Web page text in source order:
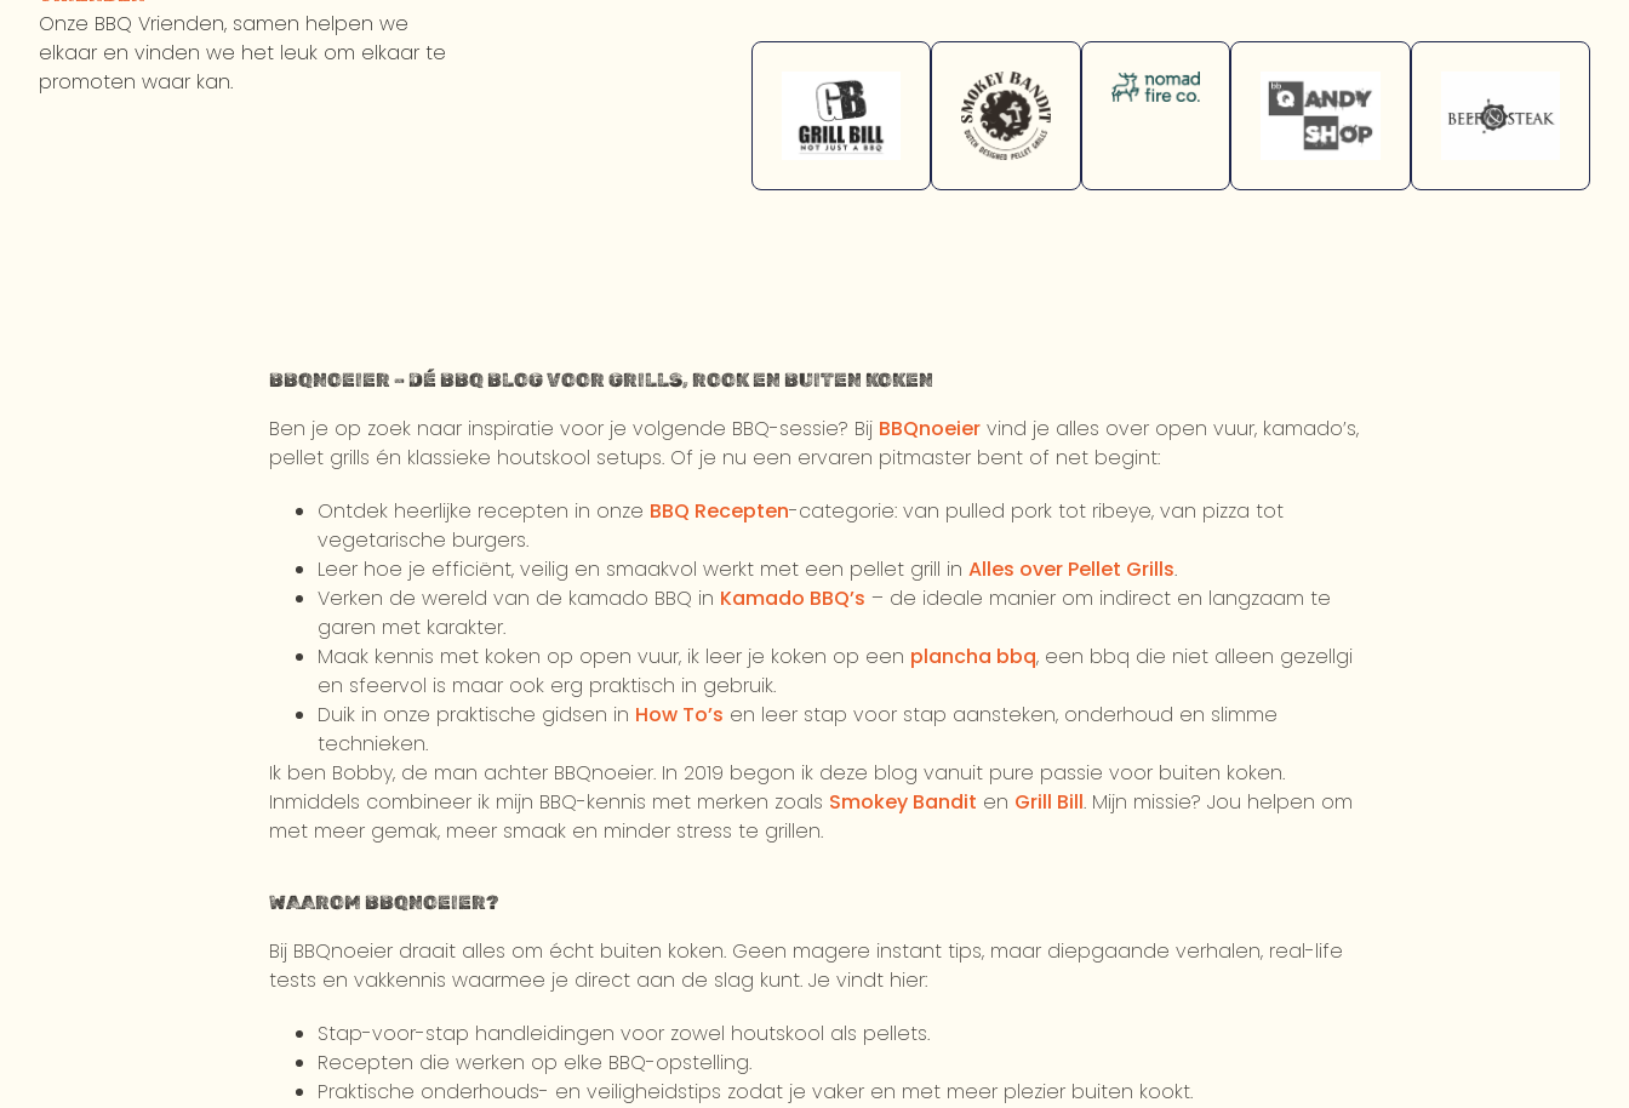
Onze BBQ Vrienden, samen helpen we
elkaar en vinden we het leuk om elkaar te
promoten waar kan.
BBQNOEIER – DÉ BBQ BLOG VOOR GRILLS, ROOK EN BUITEN KOKEN
Ben je op zoek naar inspiratie voor je volgende BBQ-sessie? Bij BBQnoeier vind je alles over open vuur, kamado’s,
pellet grills én klassieke houtskool setups. Of je nu een ervaren pitmaster bent of net begint:
Ontdek heerlijke recepten in onze BBQ Recepten-categorie: van pulled pork tot ribeye, van pizza tot
vegetarische burgers.
Leer hoe je efficiënt, veilig en smaakvol werkt met een pellet grill in Alles over Pellet Grills.
Verken de wereld van de kamado BBQ in Kamado BBQ’s – de ideale manier om indirect en langzaam te
garen met karakter.
Maak kennis met koken op open vuur, ik leer je koken op een plancha bbq, een bbq die niet alleen gezellgi
en sfeervol is maar ook erg praktisch in gebruik.
Duik in onze praktische gidsen in How To’s en leer stap voor stap aansteken, onderhoud en slimme
technieken.
Ik ben Bobby, de man achter BBQnoeier. In 2019 begon ik deze blog vanuit pure passie voor buiten koken.
Inmiddels combineer ik mijn BBQ-kennis met merken zoals Smokey Bandit en Grill Bill. Mijn missie? Jou helpen om
met meer gemak, meer smaak en minder stress te grillen.
WAAROM BBQNOEIER?
Bij BBQnoeier draait alles om écht buiten koken. Geen magere instant tips, maar diepgaande verhalen, real-life
tests en vakkennis waarmee je direct aan de slag kunt. Je vindt hier:
Stap-voor-stap handleidingen voor zowel houtskool als pellets.
Recepten die werken op elke BBQ-opstelling.
Praktische onderhouds- en veiligheidstips zodat je vaker en met meer plezier buiten kookt.